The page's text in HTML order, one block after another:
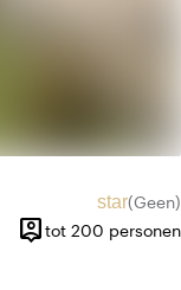
star(Geen)
Geen
person_pin
Capaciteit
tot 200 personen